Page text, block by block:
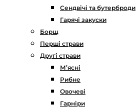
Сендвічі та бутерброди
Гарячі закуски
Борщ
Перші страви
Другі страви
М’ясні
Рибне
Овочеві
Гарніри